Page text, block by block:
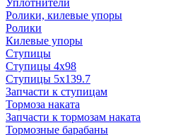
Уплотнители
Ролики, килевые упоры
Ролики
Килевые упоры
Ступицы
Ступицы 4x98
Ступицы 5x139.7
Запчасти к ступицам
Тормоза наката
Запчасти к тормозам наката
Тормозные барабаны